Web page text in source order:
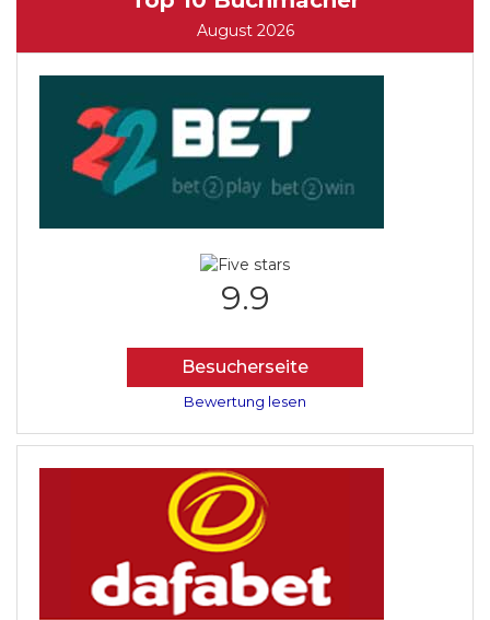
August 2026
9.9
Besucherseite
Bewertung lesen